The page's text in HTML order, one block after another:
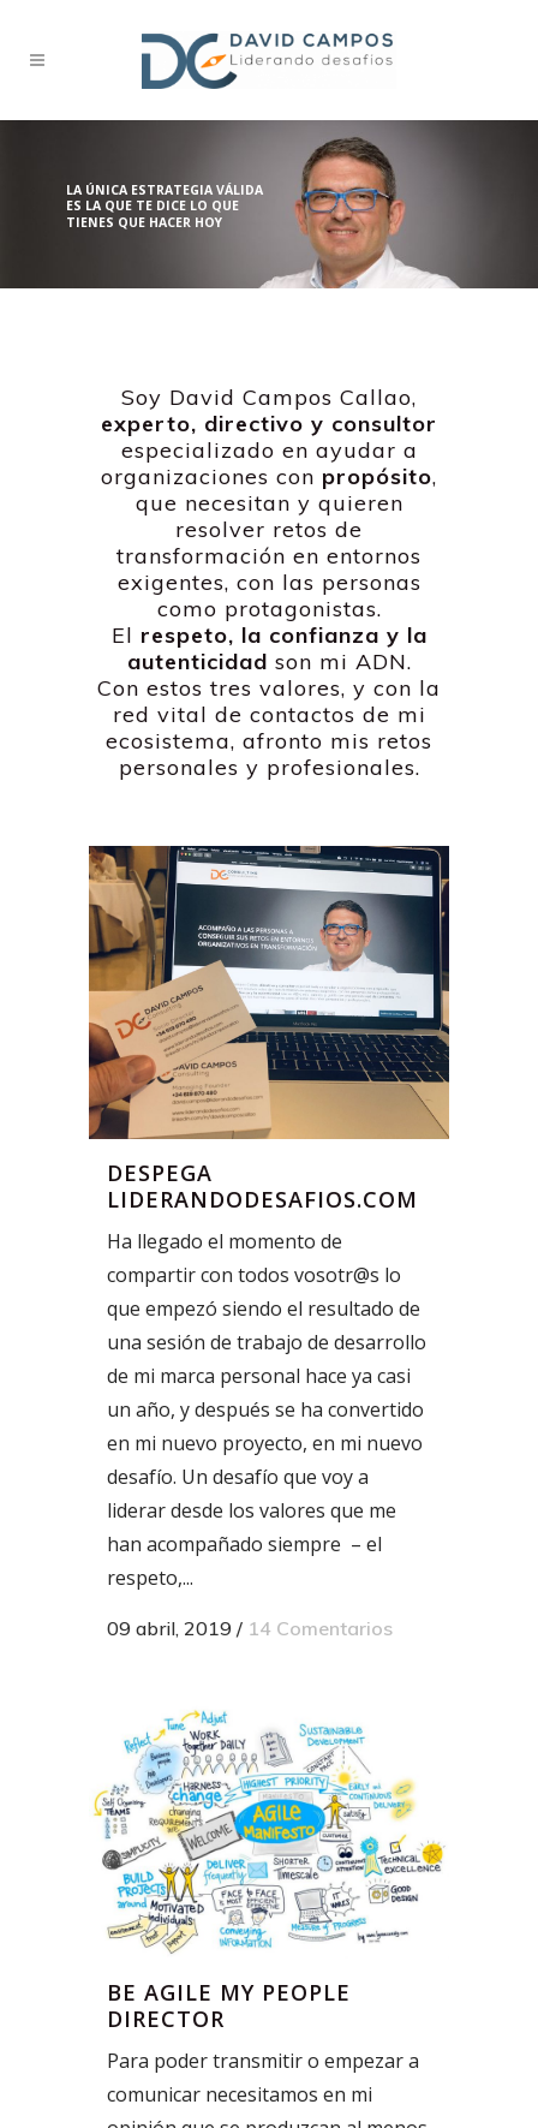
TIENES QUE HACER HOY
ES LA QUE TE DICE LO QUE
LA ÚNICA ESTRATEGIA VÁLIDA
Soy David Campos Callao,
experto, directivo y consultor
especializado en ayudar a
organizaciones con propósito,
que necesitan y quieren
resolver retos de
transformación en entornos
exigentes, con las personas
como protagonistas.
El respeto, la confianza y la
autenticidad son mi ADN.
Con estos tres valores, y con la
red vital de contactos de mi
ecosistema, afronto mis retos
personales y profesionales.
DESPEGA
LIDERANDODESAFIOS.COM
Ha llegado el momento de
compartir con todos vosotr@s lo
que empezó siendo el resultado de
una sesión de trabajo de desarrollo
de mi marca personal hace ya casi
un año, y después se ha convertido
en mi nuevo proyecto, en mi nuevo
desafío. Un desafío que voy a
liderar desde los valores que me
han acompañado siempre – el
respeto,...
09 abril, 2019 / 14 Comentarios
BE AGILE MY PEOPLE
DIRECTOR
Para poder transmitir o empezar a
comunicar necesitamos en mi